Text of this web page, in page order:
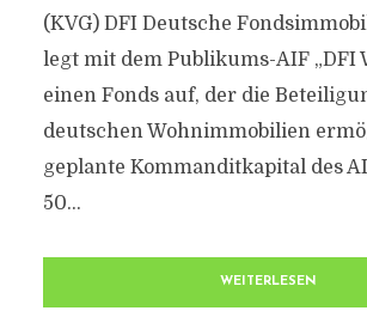
(KVG) DFI Deutsche
legt mit dem Publikums-AIF „DFI
einen Fonds auf, der die
deutschen Wohnimmobilien
geplante Kommanditkapital des
50...
WEITERLESEN